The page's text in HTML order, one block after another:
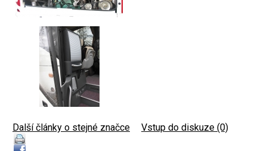
Další články o stejné značce Vstup do diskuze (0)